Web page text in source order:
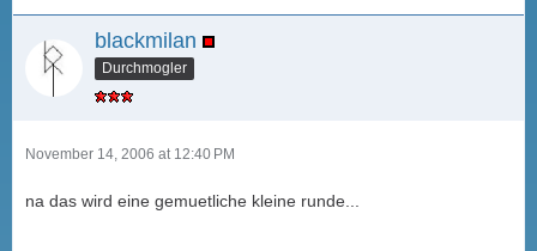
blackmilan
Durchmogler
November 14, 2006 at 12:40 PM
na das wird eine gemuetliche kleine runde...